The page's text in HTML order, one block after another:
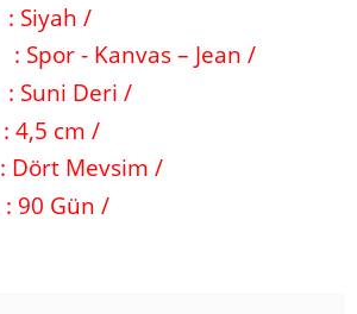
: Siyah /
: Spor - Kanvas – Jean /
: Suni Deri /
: 4,5 cm /
: Dört Mevsim /
: 90 Gün /